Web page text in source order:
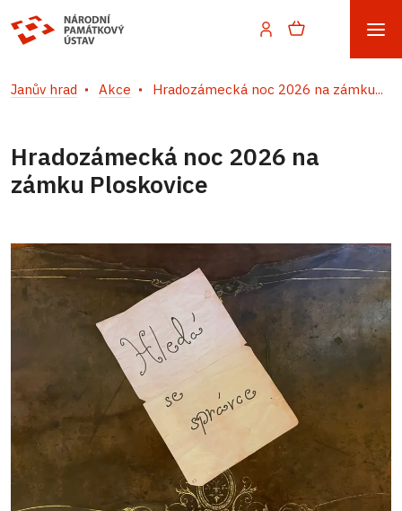
Janův hrad Akce Hradozámecká noc 2026 na zámku...
Hradozámecká noc 2026 na
zámku Ploskovice